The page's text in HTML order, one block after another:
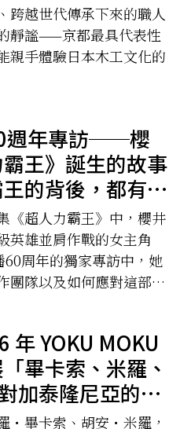
跨越世代傳承下來的職人
靜謐——京都最具代表性
親手體驗日本木工文化的
週年專訪──櫻
王》誕生的故事
的背後，都有一
《超人力霸王》中，櫻井
英雄並肩作戰的女主角
周年的獨家專訪中，她
團隊以及如何應對這部開
年 YOKU MOKU
畢卡索、米羅、
加泰隆尼亞的愛
・畢卡索、胡安・米羅，